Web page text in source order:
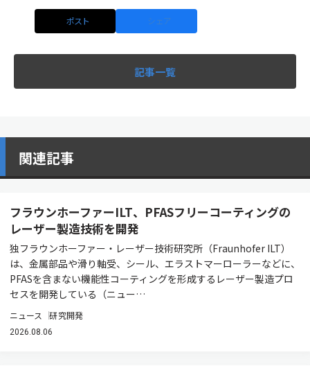
ポスト シェア
記事一覧
関連記事
フラウンホーファーILT、PFASフリーコーティングの
レーザー製造技術を開発
独フラウンホーファー・レーザー技術研究所（Fraunhofer ILT）
は、金属部品や滑り軸受、シール、エラストマーローラーなどに、
PFASを含まない機能性コーティングを形成するレーザー製造プロ
セスを開発している（ニュー…
ニュース 研究開発
2026.08.06